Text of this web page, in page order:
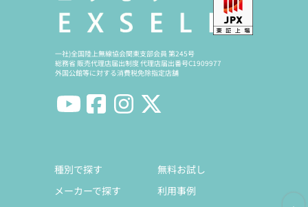
一社)全国陸上無線協会関東支部会員 第245号
総務省 販売代理店届出制度 代理店届出番号C1909977
外国公館等に対する消費税免除指定店舗
種別で探す
メーカーで探す
無料お試し
利用事例